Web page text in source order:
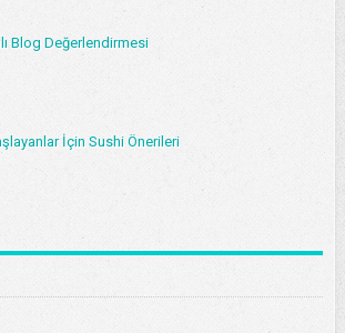
Blog Değerlendirmesi
İçin Sushi Önerileri